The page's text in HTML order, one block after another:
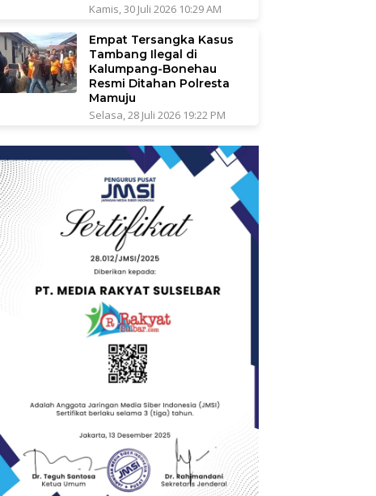
Kamis, 30 Juli 2026 10:29 AM
Empat Tersangka Kasus
Tambang Ilegal di
Kalumpang-Bonehau
Resmi Ditahan Polresta
Mamuju
Selasa, 28 Juli 2026 19:22 PM